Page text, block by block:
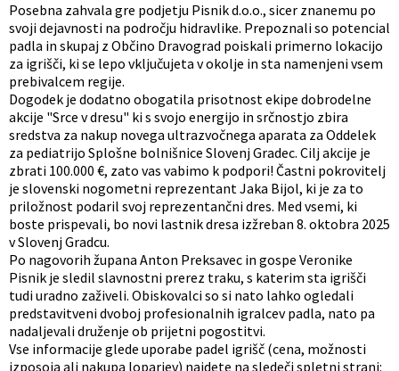
Posebna zahvala gre podjetju Pisnik d.o.o., sicer znanemu po
svoji dejavnosti na področju hidravlike. Prepoznali so potencial
padla in skupaj z Občino Dravograd poiskali primerno lokacijo
za igrišči, ki se lepo vključujeta v okolje in sta namenjeni vsem
prebivalcem regije.
Dogodek je dodatno obogatila prisotnost ekipe dobrodelne
akcije "Srce v dresu" ki s svojo energijo in srčnostjo zbira
sredstva za nakup novega ultrazvočnega aparata za Oddelek
za pediatrijo Splošne bolnišnice Slovenj Gradec. Cilj akcije je
zbrati 100.000 €, zato vas vabimo k podpori! Častni pokrovitelj
je slovenski nogometni reprezentant Jaka Bijol, ki je za to
priložnost podaril svoj reprezentančni dres. Med vsemi, ki
boste prispevali, bo novi lastnik dresa izžreban 8. oktobra 2025
v Slovenj Gradcu.
Po nagovorih župana Anton Preksavec in gospe Veronike
Pisnik je sledil slavnostni prerez traku, s katerim sta igrišči
tudi uradno zaživeli. Obiskovalci so si nato lahko ogledali
predstavitveni dvoboj profesionalnih igralcev padla, nato pa
nadaljevali druženje ob prijetni pogostitvi.
Vse informacije glede uporabe padel igrišč (cena, možnosti
izposoja ali nakupa loparjev) najdete na sledeči spletni strani: